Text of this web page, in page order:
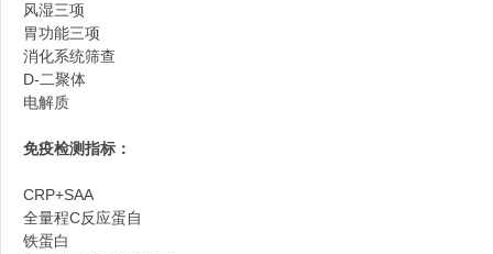
风湿三项
胃功能三项
消化系统筛查
D-二聚体
电解质
免疫检测指标：
CRP+SAA
全量程C反应蛋自
铁蛋白